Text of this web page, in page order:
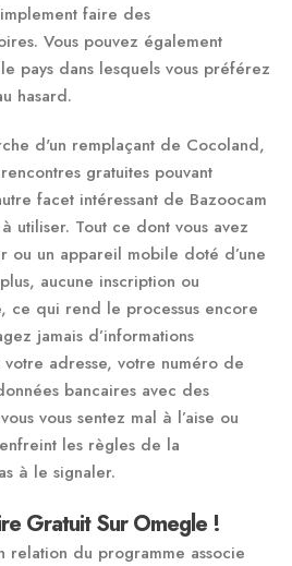
faire des
Vous pouvez également
pays dans lesquels vous préférez
hasard.
d'un remplaçant de Cocoland,
gratuites pouvant
facet intéressant de Bazoocam
utiliser. Tout ce dont vous avez
ou un appareil mobile doté d’une
aucune inscription ou
ce qui rend le processus encore
jamais d’informations
adresse, votre numéro de
bancaires avec des
vous sentez mal à l’aise ou
les règles de la
à le signaler.
Gratuit Sur Omegle !
relation du programme associe